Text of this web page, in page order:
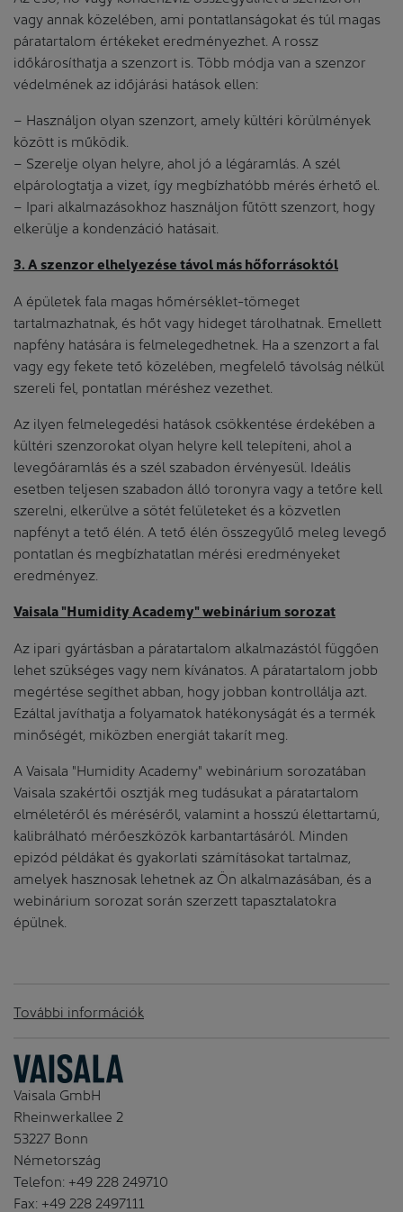
vagy annak közelében, ami pontatlanságokat és túl magas
páratartalom értékeket eredményezhet. A rossz
időkárosíthatja a szenzort is. Több módja van a szenzor
védelmének az időjárási hatások ellen:
– Használjon olyan szenzort, amely kültéri körülmények
között is működik.
– Szerelje olyan helyre, ahol jó a légáramlás. A szél
elpárologtatja a vizet, így megbízhatóbb mérés érhető el.
– Ipari alkalmazásokhoz használjon fűtött szenzort, hogy
elkerülje a kondenzáció hatásait.
3. A szenzor elhelyezése távol más hőforrásoktól
A épületek fala magas hőmérséklet-tömeget
tartalmazhatnak, és hőt vagy hideget tárolhatnak. Emellett
napfény hatására is felmelegedhetnek. Ha a szenzort a fal
vagy egy fekete tető közelében, megfelelő távolság nélkül
szereli fel, pontatlan méréshez vezethet.
Az ilyen felmelegedési hatások csökkentése érdekében a
kültéri szenzorokat olyan helyre kell telepíteni, ahol a
levegőáramlás és a szél szabadon érvényesül. Ideális
esetben teljesen szabadon álló toronyra vagy a tetőre kell
szerelni, elkerülve a sötét felületeket és a közvetlen
napfényt a tető élén. A tető élén összegyűlő meleg levegő
pontatlan és megbízhatatlan mérési eredményeket
eredményez.
Vaisala "Humidity Academy" webinárium sorozat
Az ipari gyártásban a páratartalom alkalmazástól függően
lehet szükséges vagy nem kívánatos. A páratartalom jobb
megértése segíthet abban, hogy jobban kontrollálja azt.
Ezáltal javíthatja a folyamatok hatékonyságát és a termék
minőségét, miközben energiát takarít meg.
A Vaisala "Humidity Academy" webinárium sorozatában
Vaisala szakértői osztják meg tudásukat a páratartalom
elméletéről és méréséről, valamint a hosszú élettartamú,
kalibrálható mérőeszközök karbantartásáról. Minden
epizód példákat és gyakorlati számításokat tartalmaz,
amelyek hasznosak lehetnek az Ön alkalmazásában, és a
webinárium sorozat során szerzett tapasztalatokra
épülnek.
További információk
Vaisala GmbH
Rheinwerkallee 2
53227 Bonn
Németország
Telefon: +49 228 249710
Fax: +49 228 2497111